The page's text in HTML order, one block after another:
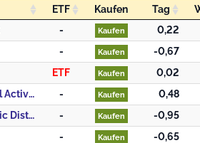
ETF Kaufen Tag
Kaufen Tag
- Kaufen 0,22
- Kaufen -0,67
ETF Kaufen 0,02
434. Schroder International Selection Fund QEP Global Active Value B Distribution USD AV
- Kaufen 0,48
435. BNP Paribas Funds Clean Energy Solutions Classic Distribution
- Kaufen -0,95
- Kaufen -0,65